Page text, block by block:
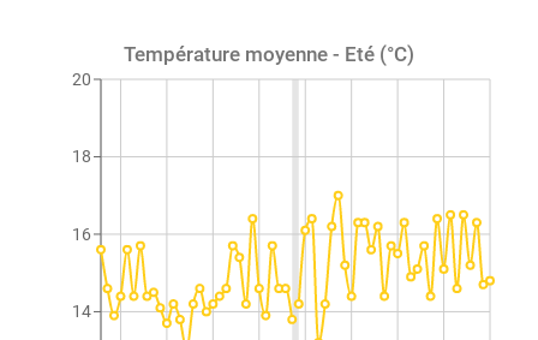
Température moyenne - Eté (°C)
14
16
18
20